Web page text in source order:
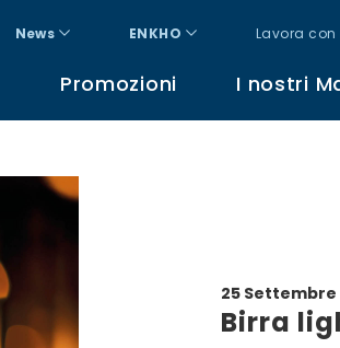
News ENKHO Lavora con
Promozioni I nostri
25 Settembre
Birra